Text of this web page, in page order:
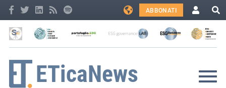
ABBONATI